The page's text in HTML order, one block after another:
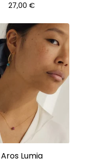
27,00 €
Aros Lumia